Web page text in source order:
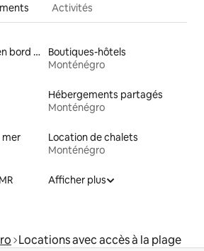
Activités
Maisons en location en bord de mer
Boutiques-hôtels
Monténégro
Hébergements partagés
Monténégro
mer
Location de chalets
Monténégro
Afficher plus
Locations avec accès à la plage